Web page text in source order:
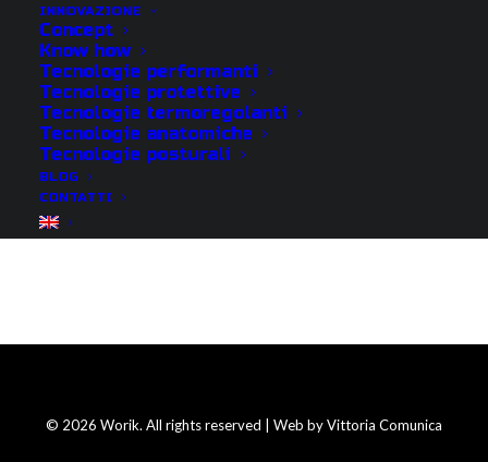
INNOVAZIONE
Concept
Know how
Tecnologie performanti
Tecnologie protettive
Tecnologie termoregolanti
Tecnologie anatomiche
Tecnologie posturali
BLOG
CONTATTI
© 2026 Worik. All rights reserved | Web byVittoria Comunica